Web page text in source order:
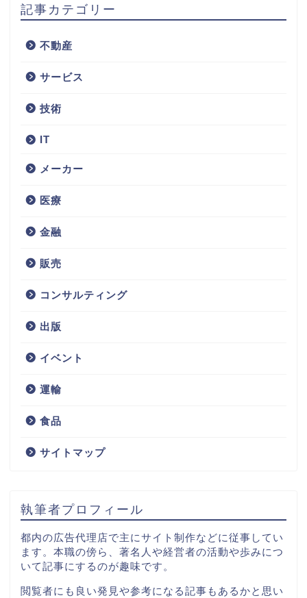
記事カテゴリー
不動産
サービス
技術
IT
メーカー
医療
金融
販売
コンサルティング
出版
イベント
運輸
食品
サイトマップ
執筆者プロフィール
都内の広告代理店で主にサイト制作などに従事してい
ます。本職の傍ら、著名人や経営者の活動や歩みにつ
いて記事にするのが趣味です。
閲覧者にも良い発見や参考になる記事もあるかと思い
イベント